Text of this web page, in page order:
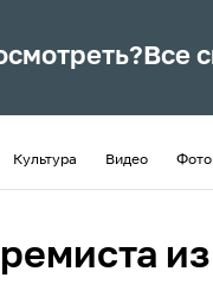
Все
Культура Видео Фото